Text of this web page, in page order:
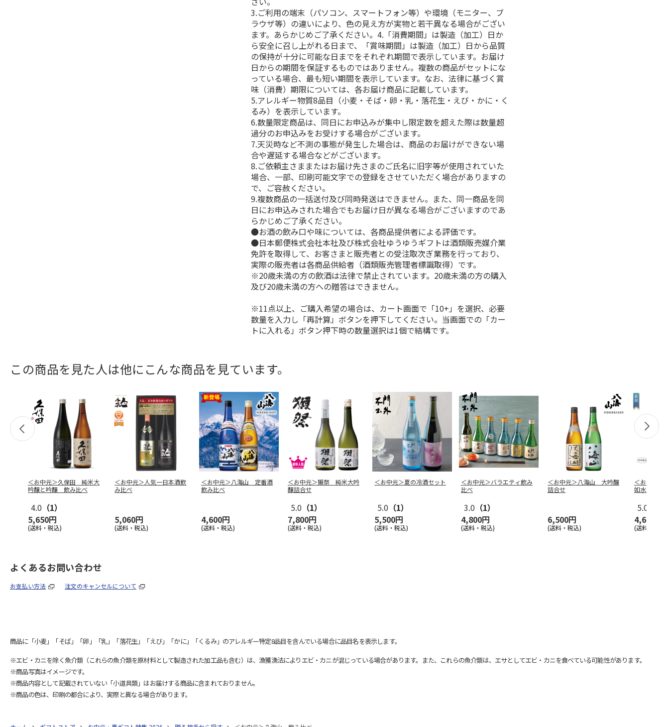
3.ご利用の端末（パソコン、スマートフォン等）や環境（モニター、ブ
ラウザ等）の違いにより、色の見え方が実物と若干異なる場合がござい
ます。あらかじめご了承ください。4.「消費期間」は製造（加工）日か
ら安全に召し上がれる日まで、「賞味期間」は製造（加工）日から品質
の保持が十分に可能な日までをそれぞれ期間で表示しています。お届け
日からの期間を保証するものではありません。複数の商品がセットにな
っている場合、最も短い期間を表示しています。なお、法律に基づく賞
味（消費）期限については、各お届け商品に記載しています。
5.アレルギー物質8品目（小麦・そば・卵・乳・落花生・えび・かに・く
るみ）を表示しています。
6.数量限定商品は、同日にお申込みが集中し限定数を超えた際は数量超
過分のお申込みをお受けする場合がございます。
7.天災時など不測の事態が発生した場合は、商品のお届けができない場
合や遅延する場合などがございます。
8.ご依頼主さままたはお届け先さまのご氏名に旧字等が使用されていた
場合、一部、印刷可能文字での登録をさせていただく場合がありますの
で、ご容赦ください。
9.複数商品の一括送付及び同時発送はできません。また、同一商品を同
日にお申込みされた場合でもお届け日が異なる場合がございますのであ
らかじめご了承ください。
●お酒の飲み口や味については、各商品提供者による評価です。
●日本郵便株式会社本社及び株式会社ゆうゆうギフトは酒類販売媒介業
免許を取得して、お客さまと販売者との受注取次ぎ業務を行っており、
実際の販売者は各商品供給者（酒類販売管理者標識取得）です。
※20歳未満の方の飲酒は法律で禁止されています。20歳未満の方の購入
及び20歳未満の方への贈答はできません。
※11点以上、ご購入希望の場合は、カート画面で「10+」を選択、必要
数量を入力し「再計算」ボタンを押下してください。当画面での「カー
トに入れる」ボタン押下時の数量選択は1個で結構です。
この商品を見た人は他にこんな商品を見ています。
＜お中元＞久保田 純米大
吟醸と吟醸 飲み比べ
4.0 （1）
5,650円
(送料・税込)
＜お中元＞人気一日本酒飲
み比べ
5,060円
(送料・税込)
＜お中元＞八海山 定番酒
飲み比べ
4,600円
(送料・税込)
＜お中元＞獺祭 純米大吟
醸詰合せ
5.0 （1）
7,800円
(送料・税込)
＜お中元＞夏の冷酒セット
5.0 （1）
5,500円
(送料・税込)
＜お中元＞バラエティ飲み
比べ
3.0 （1）
4,800円
(送料・税込)
＜お中元＞八海山 大吟醸
詰合せ
6,500円
(送料・税込)
＜お中元＞
如水ギフト
5.0
4,600円
(送料・税込)
よくあるお問い合わせ
お支払い方法 注文のキャンセルについて
商品に「小麦」「そば」「卵」「乳」「落花生」「えび」「かに」「くるみ」のアレルギー特定8品目を含んでいる場合に品目名を表示します。
※エビ・カニを除く魚介類（これらの魚介類を原材料として製造された加工品も含む）は、漁獲漁法によりエビ・カニが混じっている場合があります。また、これらの魚介類は、エサとしてエビ・カニを食べている可能性があります。
※商品写真はイメージです。
※商品内容として記載されていない「小道具類」はお届けする商品に含まれておりません。
※商品の色は、印刷の都合により、実際と異なる場合があります。